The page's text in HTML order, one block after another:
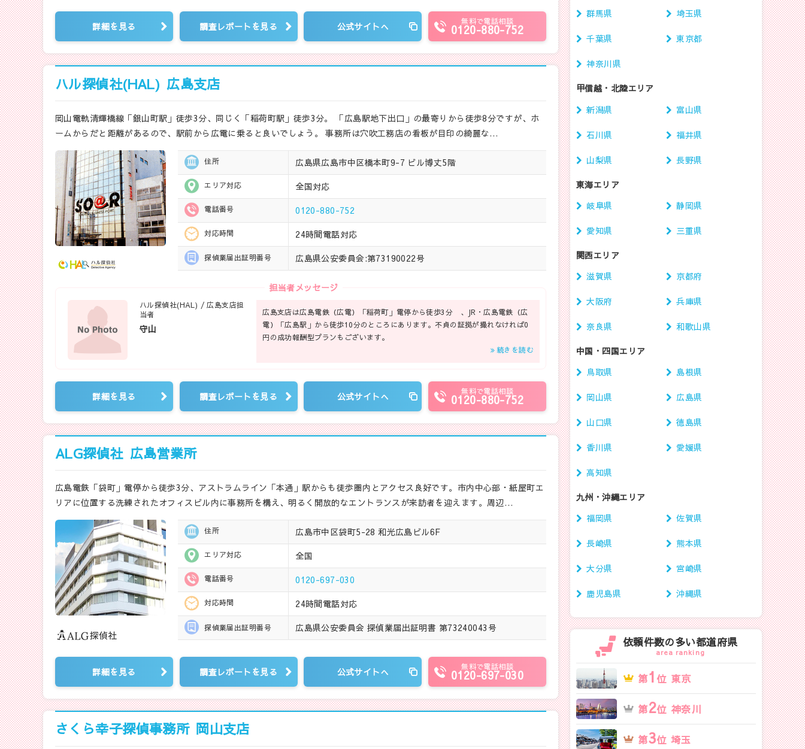
詳細を見る 調査レポートを見る 公式サイトへ 無料で電話相談
0120-880-752
ハル探偵社(HAL) 広島支店
岡山電軌清輝橋線「銀山町駅」徒歩3分、同じく「稲荷町駅」徒歩3分。 「広島駅地下出口」の最寄りから徒歩8分ですが、ホ
ームからだと距離があるので、駅前から広電に乗ると良いでしょう。 事務所は穴吹工務店の看板が目印の綺麗な…
住所 広島県広島市中区橋本町9-7 ビル博丈5階
エリア対応 全国対応
電話番号 0120-880-752
対応時間 24時間電話対応
探偵業届出証明番号 広島県公安委員会:第73190022号
担当者メッセージ
ハル探偵社(HAL) / 広島支店担
当者
守山
広島支店は広島電鉄（広電）「稲荷町」電停から徒歩3分 、JR・広島電鉄（広
電）「広島駅」から徒歩10分のところにあります。不貞の証拠が撮れなければ0
円の成功報酬型プランもございます。
続きを読む
詳細を見る 調査レポートを見る 公式サイトへ 無料で電話相談
0120-880-752
ALG探偵社 広島営業所
広島電鉄「袋町」電停から徒歩3分、アストラムライン「本通」駅からも徒歩圏内とアクセス良好です。市内中心部・紙屋町エ
リアに位置する洗練されたオフィスビル内に事務所を構え、明るく開放的なエントランスが来訪者を迎えます。周辺…
住所 広島市中区袋町5-28 和光広島ビル6F
エリア対応 全国
電話番号 0120-697-030
対応時間 24時間電話対応
探偵業届出証明番号 広島県公安委員会 探偵業届出証明書 第73240043号
詳細を見る 調査レポートを見る 公式サイトへ 無料で電話相談
0120-697-030
さくら幸子探偵事務所 岡山支店
群馬県 埼玉県
千葉県 東京都
神奈川県
甲信越・北陸エリア
新潟県
富山県
石川県 福井県
山梨県 長野県
東海エリア
岐阜県
静岡県
愛知県 三重県
関西エリア
滋賀県
京都府
大阪府 兵庫県
奈良県 和歌山県
中国・四国エリア
鳥取県
島根県
岡山県 広島県
山口県 徳島県
香川県 愛媛県
高知県
九州・沖縄エリア
福岡県
佐賀県
長崎県 熊本県
大分県 宮崎県
鹿児島県 沖縄県
依頼件数の多い都道府県
area ranking
第1位 東京
第2位 神奈川
第3位 埼玉